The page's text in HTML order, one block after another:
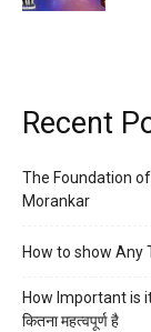
Recent
The Foundation
Morankar
How to show Any
How Important is
कितना महत्वपूर्ण है